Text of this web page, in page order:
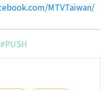
MTVTaiwan/
#PUSH